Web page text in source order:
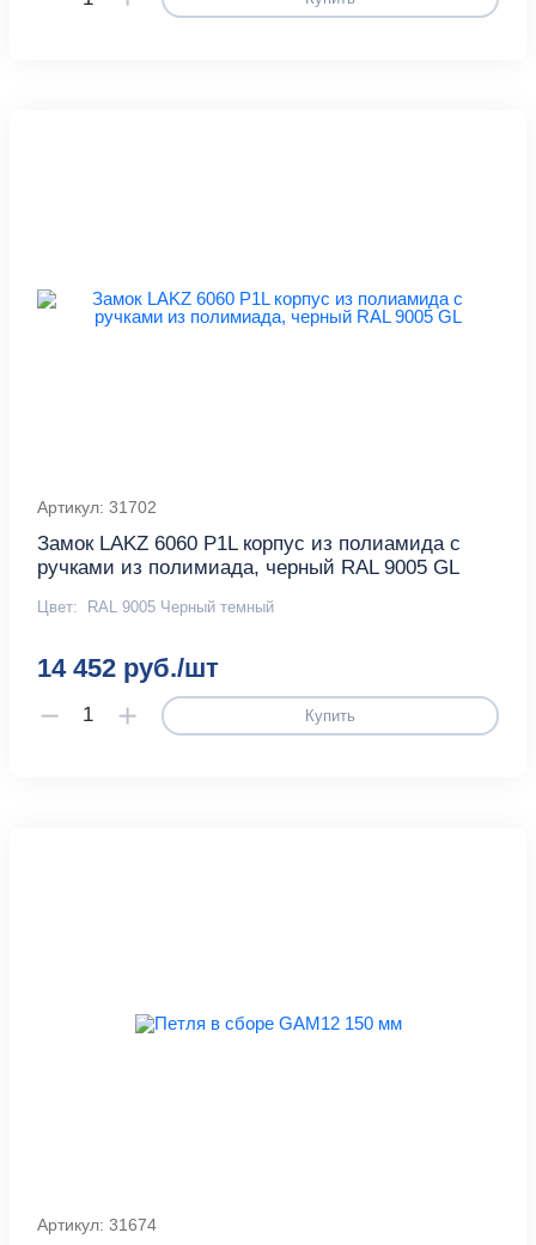
Артикул: 31702
Замок LAKZ 6060 P1L корпус из полиамида с
ручками из полимиада, черный RAL 9005 GL
Цвет: RAL 9005 Черный темный
14 452 руб./шт
Купить
Артикул: 31674